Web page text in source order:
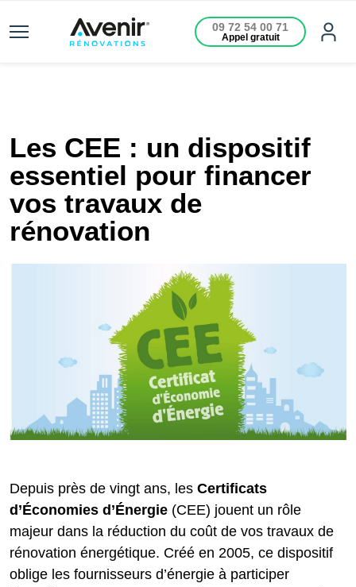
09 72 54 00 71
Appel gratuit
Les CEE : un dispositif
essentiel pour financer
vos travaux de
rénovation
Depuis près de vingt ans, les Certificats
d’Économies d’Énergie (CEE) jouent un rôle
majeur dans la réduction du coût de vos travaux de
rénovation énergétique. Créé en 2005, ce dispositif
oblige les fournisseurs d’énergie à participer